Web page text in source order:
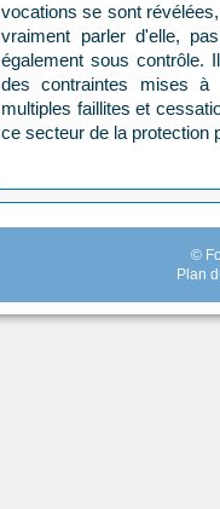
vocations se sont
vraiment parler d'elle,
également sous contrôle.
des contraintes mises
multiples faillites et
ce secteur de la protection
©
Plan